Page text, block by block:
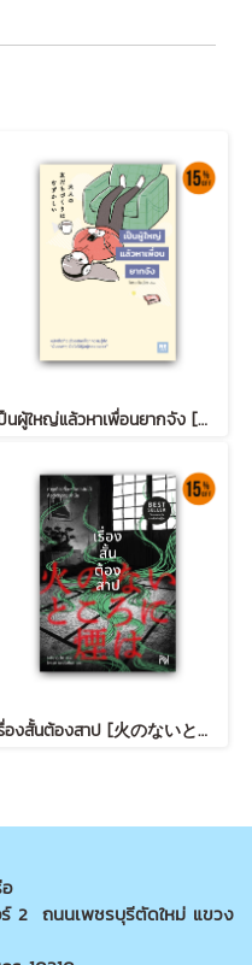
เป็นผู้ใหญ่แล้วหาเพื่อนยากจัง [大人の友だちづくりはむずかしい]
เรื่องสั้นต้องสาป [火のないところに煙は]
ร์ 2 ถนนเพชรบุรีตัดใหม่ แขวง